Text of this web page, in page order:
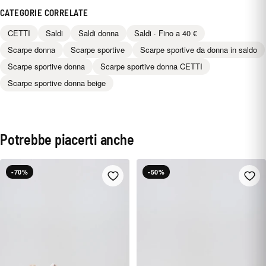
CATEGORIE CORRELATE
CETTI Saldi Saldi donna
Saldi · Fino a 40 €
Scarpe donna
Scarpe sportive
Scarpe sportive da donna in saldo
Scarpe sportive donna
Scarpe sportive donna CETTI
Scarpe sportive donna beige
Potrebbe piacerti anche
-70% -50%